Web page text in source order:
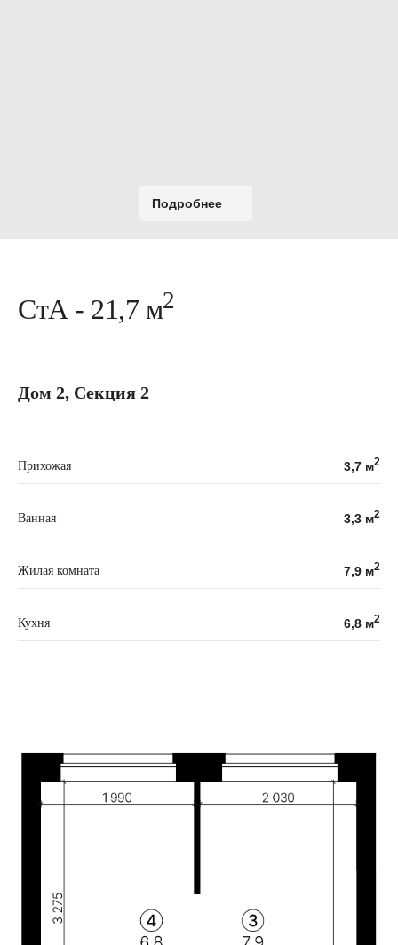
Подробнее
СтА - 21,7 м2
Дом 2, Секция 2
Прихожая 3,7 м2
Ванная 3,3 м2
Жилая комната 7,9 м2
Кухня 6,8 м2